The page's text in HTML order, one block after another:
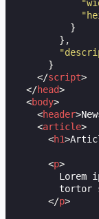
}
},
}
</script>
</head>
<body>
<header>
<article>
<h1>
<p>
Lorem
tortor
</p>